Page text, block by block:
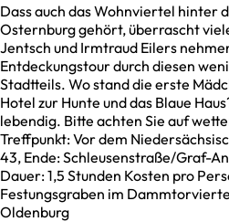
Dass auch das Wohnviertel hinter
Osternburg gehört, überrascht
Jentsch und Irmtraud Eilers
Entdeckungstour durch diesen
Stadtteils. Wo stand die erste
Hotel zur Hunte und das Blaue
lebendig. Bitte achten Sie auf
Treffpunkt: Vor dem
43, Ende: Schleusenstraße/Graf-
Dauer: 1,5 Stunden Kosten pro
Festungsgraben im
Oldenburg